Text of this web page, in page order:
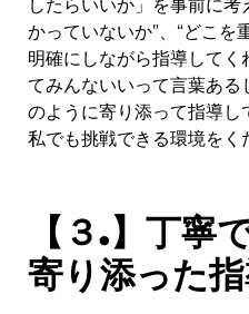
したらいいか」を事前に
かっていないか”、“どこを
明確にしながら指導して
てみんないいって言葉あ
のように寄り添って指導し
私でも挑戦できる環境をく
【３.】丁寧
寄り添った指